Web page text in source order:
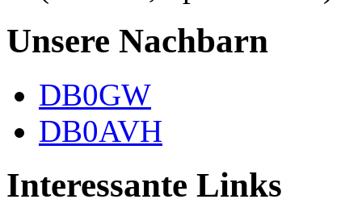
Unsere Nachbarn
DB0GW
DB0AVH
Interessante Links